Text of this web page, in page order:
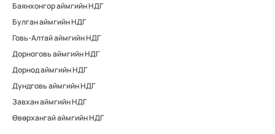
Баянхонгор аймгийн НДГ
Булган аймгийн НДГ
Говь-Алтай аймгийн НДГ
Дорноговь аймгийн НДГ
Дорнод аймгийн НДГ
Дундговь аймгийн НДГ
Завхан аймгийн НДГ
Өвөрхангай аймгийн НДГ